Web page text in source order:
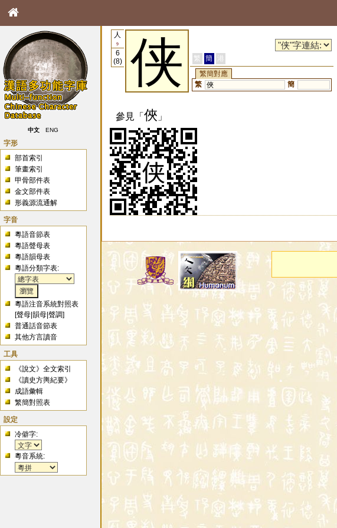
中文 ENG
字形
部首索引
筆畫索引
甲骨部件表
金文部件表
形義源流通解
字音
粵語音節表
粵語聲母表
粵語韻母表
粵語分類字表:
粵語注音系統對照表
[聲母 |韻母 |聲調]
普通話音節表
其他方言讀音
工具
《說文》全文索引
《讀史方輿紀要》
成語彙輯
繁簡對照表
設定
冷僻字:
粵音系統:
人
9
6
(8)
侠 繁 簡
港
繁簡對應
繁 俠 簡
參見「俠 」